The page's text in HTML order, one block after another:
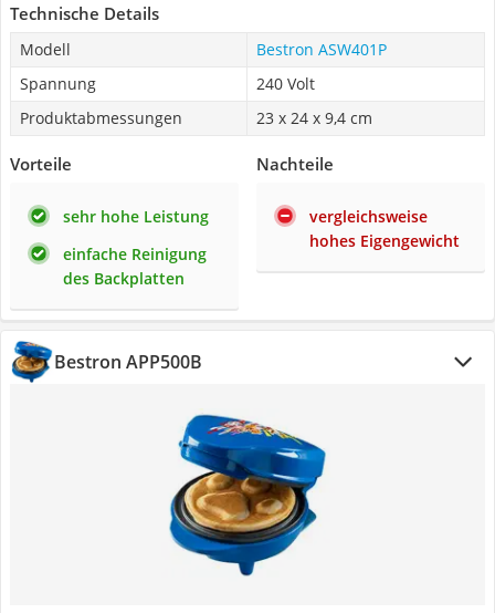
Technische Details
Modell
Bestron ASW401P
Spannung
240 Volt
Produktabmessungen
23 x 24 x 9,4 cm
Vorteile
sehr hohe Leistung
einfache Reinigung
des Backplatten
Nachteile
vergleichsweise
hohes Eigengewicht
Bestron APP500B